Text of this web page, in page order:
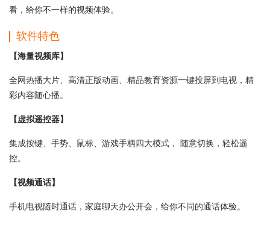
看，给你不一样的视频体验。
软件特色
【海量视频库】
全网热播大片、高清正版动画、精品教育资源一键投屏到电视，精
彩内容随心播。
【虚拟遥控器】
集成按键、手势、鼠标、游戏手柄四大模式， 随意切换，轻松遥
控。
【视频通话】
手机电视随时通话，家庭聊天办公开会，给你不同的通话体验。